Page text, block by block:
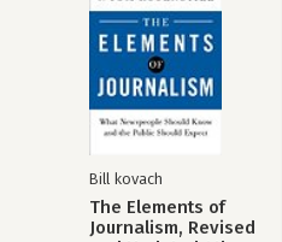
Bill kovach
The Elements of
Journalism, Revised